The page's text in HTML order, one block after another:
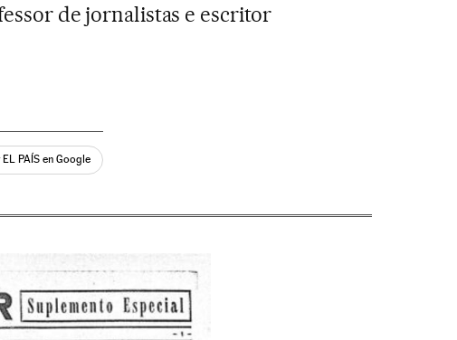
de jornalistas e escritor
PAÍS en Google